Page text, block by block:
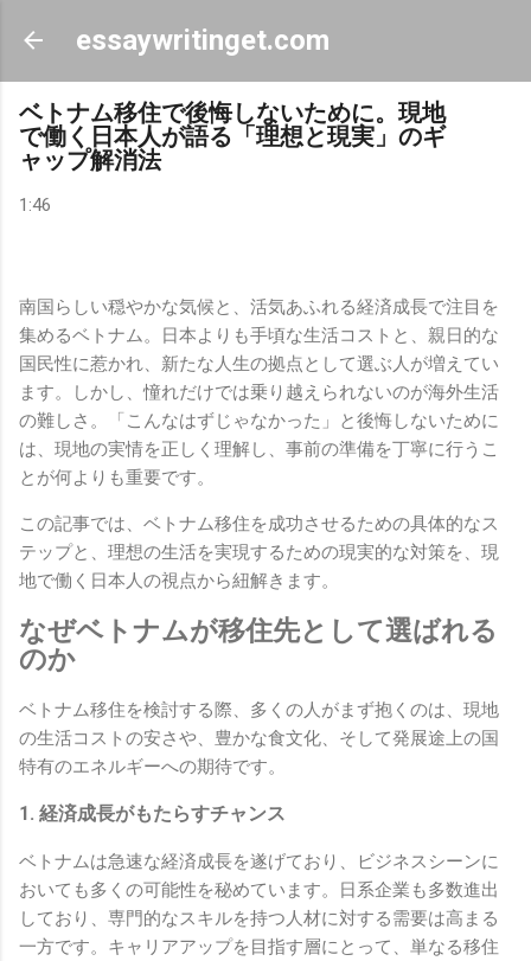
スキップしてメイン コンテンツに移動
essaywritinget.com
ベトナム移住で後悔しないために。現地
で働く日本人が語る「理想と現実」のギ
ャップ解消法
1:46
南国らしい穏やかな気候と、活気あふれる経済成長で注目を
集めるベトナム。日本よりも手頃な生活コストと、親日的な
国民性に惹かれ、新たな人生の拠点として選ぶ人が増えてい
ます。しかし、憧れだけでは乗り越えられないのが海外生活
の難しさ。「こんなはずじゃなかった」と後悔しないために
は、現地の実情を正しく理解し、事前の準備を丁寧に行うこ
とが何よりも重要です。
この記事では、ベトナム移住を成功させるための具体的なス
テップと、理想の生活を実現するための現実的な対策を、現
地で働く日本人の視点から紐解きます。
なぜベトナムが移住先として選ばれる
のか
ベトナム移住を検討する際、多くの人がまず抱くのは、現地
の生活コストの安さや、豊かな食文化、そして発展途上の国
特有のエネルギーへの期待です。
1. 経済成長がもたらすチャンス
ベトナムは急速な経済成長を遂げており、ビジネスシーンに
おいても多くの可能性を秘めています。日系企業も多数進出
しており、専門的なスキルを持つ人材に対する需要は高まる
一方です。キャリアアップを目指す層にとって、単なる移住